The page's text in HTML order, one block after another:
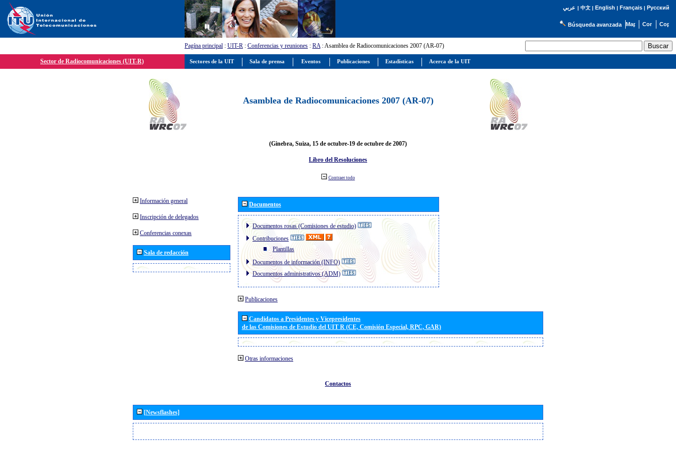
عربي | 中文| English | Français| Русский
Búsqueda avanzada
Pagína principal : UIT-R : Conferencias y reuniones : RA: Asamblea de Radiocomunicaciones 2007 (AR-07)
Sector de Radiocomunicaciones (UIT-R)
Asamblea de Radiocomunicaciones 2007 (AR-07)
(Ginebra, Suiza, 15 de octubre-19 de octubre de 2007)
Libro del Resoluciones
Contraer todo
Información general
Inscripción de delegados
Conferencias conexas
Sala de redacción
Documentos
Documentos rosas (Comisiones de estudio)
Contribuciones
Plantillas
Documentos de información (INFO)
Documentos administrativos (ADM)
Publicaciones
Candidatos a Presidentes y Vicepresidentes
de las Comisiones de Estudio del UIT R (CE, Comisión Especial, RPC, GAR)
Otras informaciones
Contactos
[Newsflashes]
Sectores de la UIT Sala de prensa Eventos Publicaciones Estadísticas Acerca de la UIT